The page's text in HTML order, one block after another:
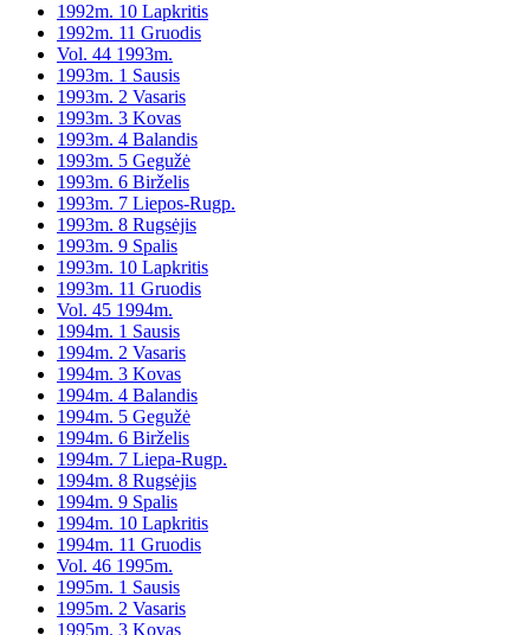
1992m. 10 Lapkritis
1992m. 11 Gruodis
Vol. 44 1993m.
1993m. 1 Sausis
1993m. 2 Vasaris
1993m. 3 Kovas
1993m. 4 Balandis
1993m. 5 Gegužė
1993m. 6 Birželis
1993m. 7 Liepos-Rugp.
1993m. 8 Rugsėjis
1993m. 9 Spalis
1993m. 10 Lapkritis
1993m. 11 Gruodis
Vol. 45 1994m.
1994m. 1 Sausis
1994m. 2 Vasaris
1994m. 3 Kovas
1994m. 4 Balandis
1994m. 5 Gegužė
1994m. 6 Birželis
1994m. 7 Liepa-Rugp.
1994m. 8 Rugsėjis
1994m. 9 Spalis
1994m. 10 Lapkritis
1994m. 11 Gruodis
Vol. 46 1995m.
1995m. 1 Sausis
1995m. 2 Vasaris
1995m. 3 Kovas